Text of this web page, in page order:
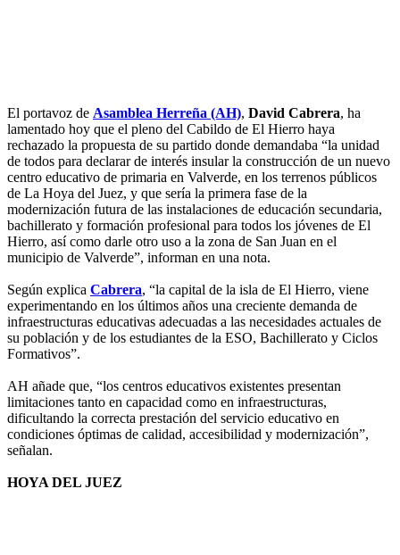
El portavoz de Asamblea Herreña (AH), David Cabrera, ha
lamentado hoy que el pleno del Cabildo de El Hierro haya
rechazado la propuesta de su partido donde demandaba “la unidad
de todos para declarar de interés insular la construcción de un nuevo
centro educativo de primaria en Valverde, en los terrenos públicos
de La Hoya del Juez, y que sería la primera fase de la
modernización futura de las instalaciones de educación secundaria,
bachillerato y formación profesional para todos los jóvenes de El
Hierro, así como darle otro uso a la zona de San Juan en el
municipio de Valverde”, informan en una nota.
Según explica Cabrera, “la capital de la isla de El Hierro, viene
experimentando en los últimos años una creciente demanda de
infraestructuras educativas adecuadas a las necesidades actuales de
su población y de los estudiantes de la ESO, Bachillerato y Ciclos
Formativos”.
AH añade que, “los centros educativos existentes presentan
limitaciones tanto en capacidad como en infraestructuras,
dificultando la correcta prestación del servicio educativo en
condiciones óptimas de calidad, accesibilidad y modernización”,
señalan.
HOYA DEL JUEZ